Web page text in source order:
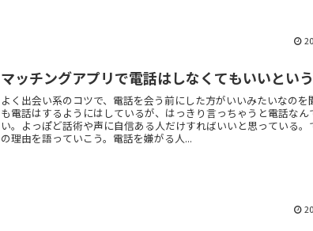
マッチングアプリで電話はしなくてもいいとい
よく出会い系のコツで、電話を会う前にした方がいいみたいなのを
も電話はするようにはしているが、はっきり言っちゃうと電話なん
い。よっぽど話術や声に自信ある人だけすればいいと思っている。
の理由を語っていこう。電話を嫌がる人...